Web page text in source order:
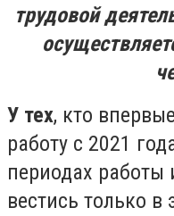
трудовой
У тех, кто
работу с 2021
периодах работы
вестись только